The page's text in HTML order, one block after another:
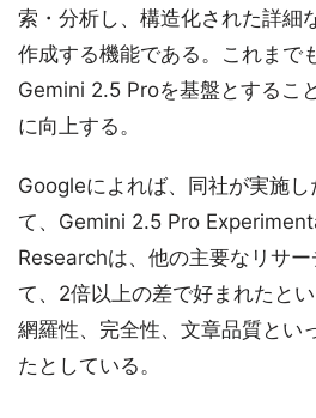
索・分析し、構造化された詳細
作成する機能である。これまで
Gemini 2.5 Proを基盤とするこ
に向上する。
Googleによれば、同社が実施
て、Gemini 2.5 Pro
Researchは、他の主要なリサ
て、2倍以上の差で好まれたと
網羅性、完全性、文章品質とい
たとしている。